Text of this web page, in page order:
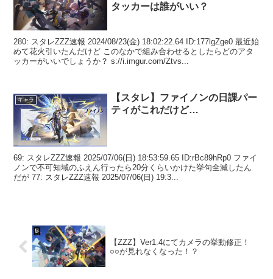
タッカーは誰がいい？
280: スタレZZZ速報 2024/08/23(金) 18:02:22.64 ID:177lgZge0 最近始
めて花火引いたんだけど このなかで組み合わせるとしたらどのアタ
ッカーがいいでしょうか？ s://i.imgur.com/Ztvs...
キャラ
【スタレ】ファイノンの日課パー
ティがこれだけど…
69: スタレZZZ速報 2025/07/06(日) 18:53:59.65 ID:rBc89hRp0 ファイ
ノンで不可知域のふえん行ったら20分くらいかけた挙句全滅したん
だが 77: スタレZZZ速報 2025/07/06(日) 19:3...
【ZZZ】Ver1.4にてカメラの挙動修正！
○○が見れなくなった！？